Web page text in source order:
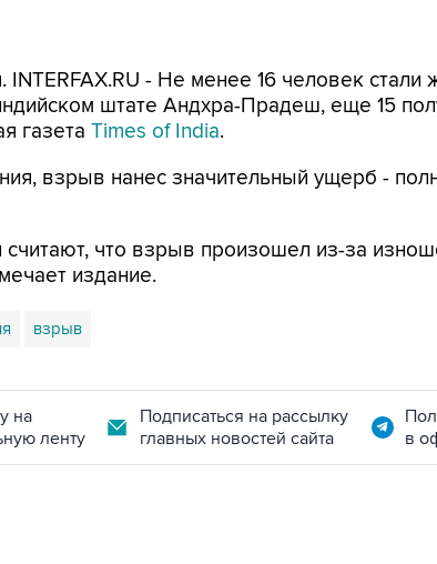
- Не менее 16 человек
штате Андхра-Прадеш, еще 15
газета Times of India.
взрыв нанес значительный ущерб -
что взрыв произошел из-за
издание.
взрыв
на
ленту
Подписаться на рассылку
главных новостей сайта
в